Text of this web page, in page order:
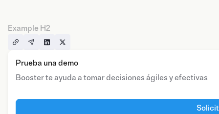
Example H2
Prueba una demo
Booster te ayuda a tomar decisiones ágiles y efectivas